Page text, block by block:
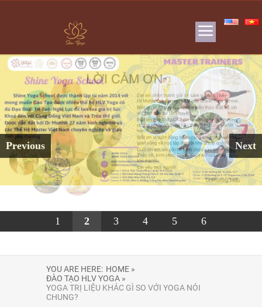
Previous Next
1 2 3 4 5 6
YOU ARE HERE: HOME »
ĐÀO TẠO HLV YOGA »
YOGA TRỊ LIỆU KHÁC GÌ SO VỚI YOGA NÓI
CHUNG?